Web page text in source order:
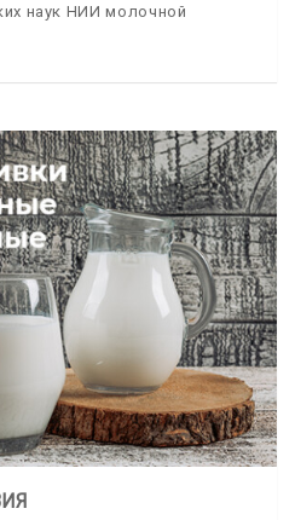
наук НИИ молочной